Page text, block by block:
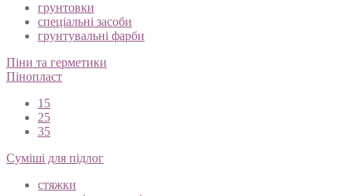
грунтовки
спеціальні засоби
грунтувальні фарби
Піни та герметики
Пінопласт
15
25
35
Суміші для підлог
стяжки